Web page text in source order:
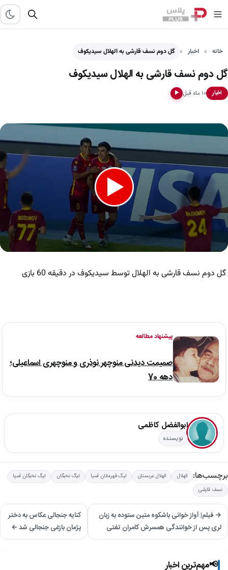
خانه اخبار گل دوم نسف قارشی به الهلال سیدیکوف
گل دوم نسف قارشی به الهلال سیدیکوف
اخبار ۱۰ ماه قبل ▶
گل دوم نسف قارشی به الهلال توسط سیدیکوف در دقیقه 60 بازی
پیشنهاد مطالعه
صمیمت دیدنی منوچهر نوذری و منوچهری اسماعیلی؛
دهه 70
ابوالفضل کاظمی
نویسنده
برچسب‌ها: الهلال الهلال عربستان لیگ قهرمانان آسیا لیگ نخبگان
لیگ نخبگان آسیا
نسف قارشی
→ فیلم| آواز خوانی باشکوه متین ستوده به زبان
لری پس از خوانندگی همسرش کامران تفتی
کنایه جنجالی عکاس به دختر
پژمان بازغی جنجالی شد ←
📢مهم‌ترین اخبار